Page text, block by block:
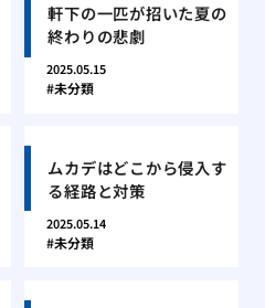
軒下の一匹が招いた夏の
終わりの悲劇
2025.05.15
未分類
ムカデはどこから侵入す
る経路と対策
2025.05.14
未分類